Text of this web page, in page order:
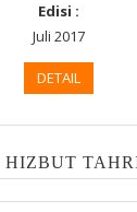
Edisi :
Juli 2017
DETAIL
HIZBUT